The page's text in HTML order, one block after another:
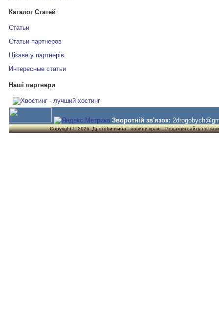
Каталог Статей
Статьи
Статьи партнеров
Цікаве у партнерів
Интересные статьи
Наші партнери
Зворотній зв'язок:
Copyright © 2026. Дрогобиччина - новини краю . Редакція сайту не